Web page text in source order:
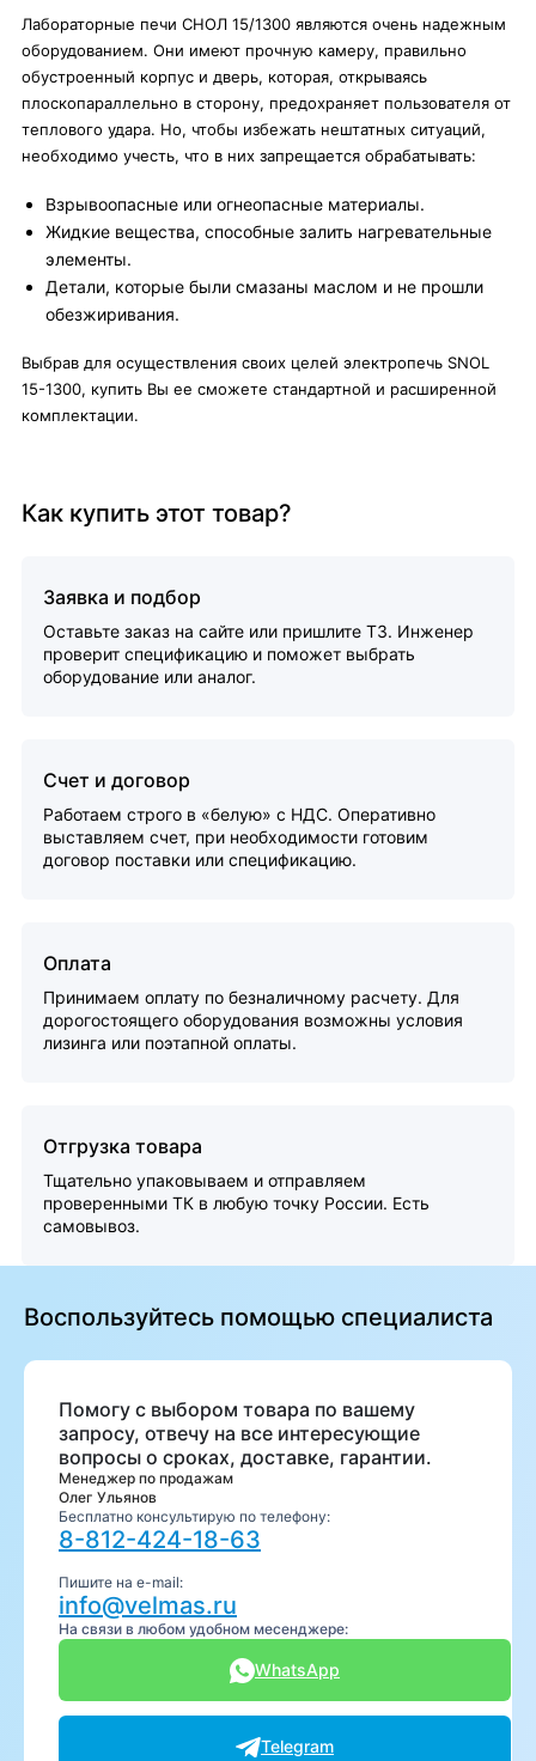
Лабораторные печи СНОЛ 15/1300 являются очень надежным
оборудованием. Они имеют прочную камеру, правильно
обустроенный корпус и дверь, которая, открываясь
плоскопараллельно в сторону, предохраняет пользователя от
теплового удара. Но, чтобы избежать нештатных ситуаций,
необходимо учесть, что в них запрещается обрабатывать:
Взрывоопасные или огнеопасные материалы.
Жидкие вещества, способные залить нагревательные
элементы.
Детали, которые были смазаны маслом и не прошли
обезжиривания.
Выбрав для осуществления своих целей электропечь SNOL
15-1300, купить Вы ее сможете стандартной и расширенной
комплектации.
Как купить этот товар?
Заявка и подбор
Оставьте заказ на сайте или пришлите ТЗ. Инженер
проверит спецификацию и поможет выбрать
оборудование или аналог.
Счет и договор
Работаем строго в «белую» с НДС. Оперативно
выставляем счет, при необходимости готовим
договор поставки или спецификацию.
Оплата
Принимаем оплату по безналичному расчету. Для
дорогостоящего оборудования возможны условия
лизинга или поэтапной оплаты.
Отгрузка товара
Тщательно упаковываем и отправляем
проверенными ТК в любую точку России. Есть
самовывоз.
Воспользуйтесь помощью специалиста
Помогу с выбором товара по вашему
запросу, отвечу на все интересующие
вопросы о сроках, доставке, гарантии.
Менеджер по продажам
Олег Ульянов
Бесплатно консультирую по телефону:
8-812-424-18-63
Пишите на e-mail:
info@velmas.ru
На связи в любом удобном месенджере:
WhatsApp
Telegram